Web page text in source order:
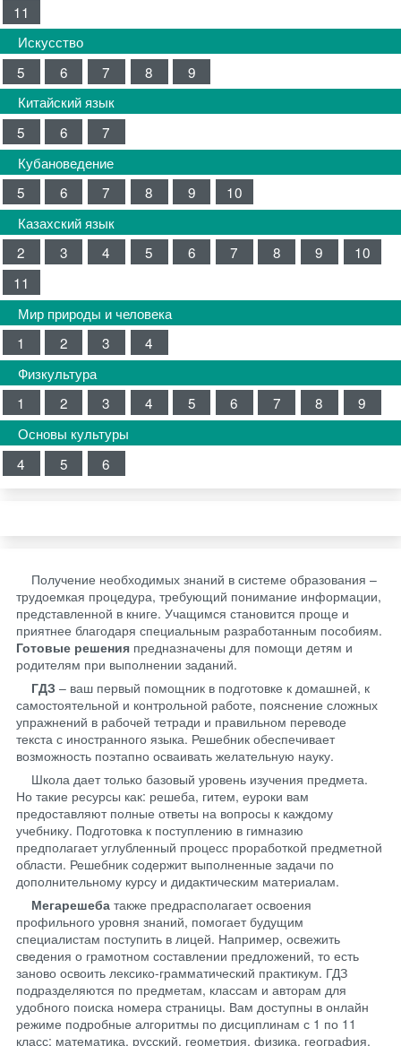
11
Искусство
5
6 7 8
9
Китайский язык
5
6
7
Кубановедение
5
6 7 8 9
10
Казахский язык
2
3 4 5 6 7 8 9
10
11
Мир природы и человека
1
2 3
4
Физкультура
1
2 3 4 5 6 7 8
9
Основы культуры
4
5 6
Получение необходимых знаний в системе образования –
трудоемкая процедура, требующий понимание информации,
представленной в книге. Учащимся становится проще и
приятнее благодаря специальным разработанным пособиям.
Готовые решения предназначены для помощи детям и
родителям при выполнении заданий.
ГДЗ – ваш первый помощник в подготовке к домашней, к
самостоятельной и контрольной работе, пояснение сложных
упражнений в рабочей тетради и правильном переводе
текста с иностранного языка. Решебник обеспечивает
возможность поэтапно осваивать желательную науку.
Школа дает только базовый уровень изучения предмета.
Но такие ресурсы как: решеба, гитем, еуроки вам
предоставляют полные ответы на вопросы к каждому
учебнику. Подготовка к поступлению в гимназию
предполагает углубленный процесс проработкой предметной
области. Решебник содержит выполненные задачи по
дополнительному курсу и дидактическим материалам.
Мегарешебатакже предрасполагает освоения
профильного уровня знаний, помогает будущим
специалистам поступить в лицей. Например, освежить
сведения о грамотном составлении предложений, то есть
заново освоить лексико-грамматический практикум. ГДЗ
подразделяются по предметам, классам и авторам для
удобного поиска номера страницы. Вам доступны в онлайн
режиме подробные алгоритмы по дисциплинам с 1 по 11
класс: математика, русский, геометрия, физика, география,